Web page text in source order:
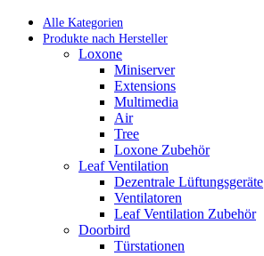
Alle Kategorien
Produkte nach Hersteller
Loxone
Miniserver
Extensions
Multimedia
Air
Tree
Loxone Zubehör
Leaf Ventilation
Dezentrale Lüftungsgeräte
Ventilatoren
Leaf Ventilation Zubehör
Doorbird
Türstationen